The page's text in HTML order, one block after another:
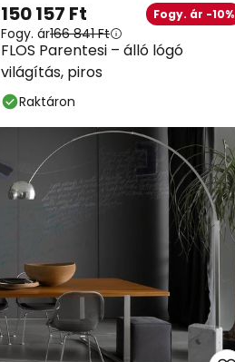
FLOS Parentesi – álló lógó
világítás, piros
150 157 Ft Fogy. ár -10%
Fogy. ár166 841 Ft
Raktáron